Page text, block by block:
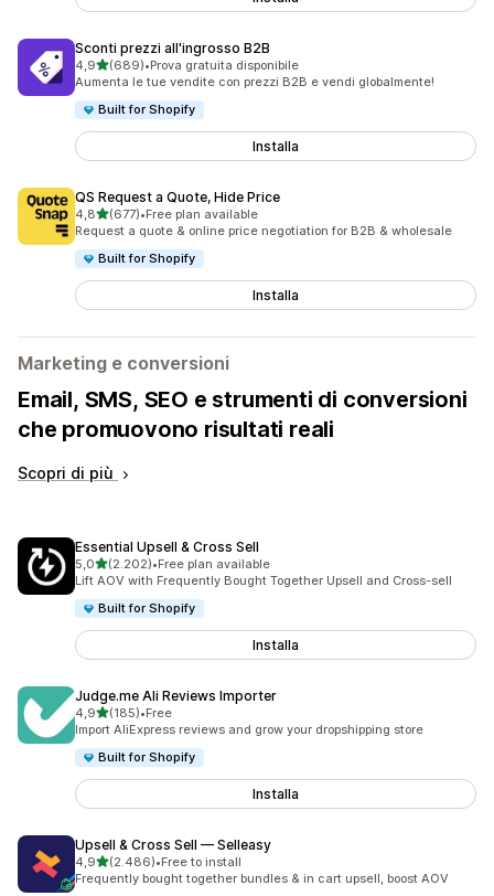
Sconti prezzi all'ingrosso B2B
4,9stelle su 5
(689)
689 recensioni totali
•Prova gratuita disponibile
Aumenta le tue vendite con prezzi B2B e vendi globalmente!
Built for Shopify
Installa
QS Request a Quote, Hide Price
4,8stelle su 5
(677)
677 recensioni totali
•Free plan available
Request a quote & online price negotiation for B2B & wholesale
Built for Shopify
Installa
Marketing e conversioni
Email, SMS, SEO e strumenti di conversioni
che promuovono risultati reali
Scopri di più
Essential Upsell & Cross Sell
5,0stelle su 5
(2.202)
2202 recensioni totali
•Free plan available
Lift AOV with Frequently Bought Together Upsell and Cross-sell
Built for Shopify
Installa
Judge.me Ali Reviews Importer
4,9stelle su 5
(185)
185 recensioni totali
•Free
Import AliExpress reviews and grow your dropshipping store
Built for Shopify
Installa
Upsell & Cross Sell — Selleasy
4,9stelle su 5
(2.486)
2486 recensioni totali
•Free to install
Frequently bought together bundles & in cart upsell, boost AOV